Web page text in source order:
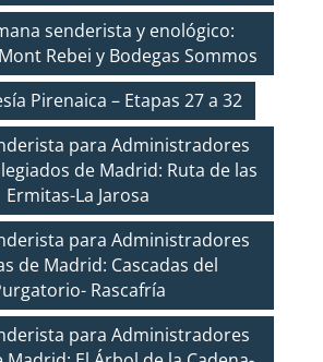
senderista y enológico:
Rebei y Bodegas Sommos
Pirenaica – Etapas 27 a 32
para Administradores
de Madrid: Ruta de las
Ermitas-La Jarosa
para Administradores
de Madrid: Cascadas del
Rascafría
para Administradores